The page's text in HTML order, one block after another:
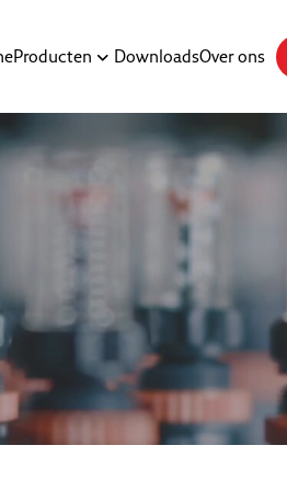
Producten DownloadsOver ons